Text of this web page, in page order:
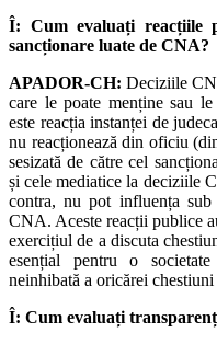
Î: Cum evaluați reacțiile
sancționare luate de CNA?
APADOR-CH: Deciziile
care le poate menține sau
este reacția instanței de
nu reacționează din oficiu
sesizată de către cel
și cele mediatice la deciziile
contra, nu pot influența
CNA. Aceste reacții publice
exercițiul de a discuta
esențial pentru o
neinhibată a oricărei
Î: Cum evaluați